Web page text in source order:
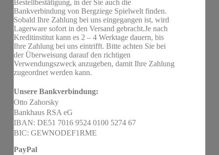
Bestellbestätigung, in der Sie auch die
Bankverbindung von Bergziege Spielwelt finden.
Sobald Ihre Zahlung bei uns eingegangen ist, wird
Lagerware sofort in den Versand gebracht.Je nach
Kreditinstitut kann es 2 – 4 Werktage dauern, bis
Ihre Zahlung bei uns eintrifft. Bitte achten Sie bei
der Überweisung darauf den richtigen
Verwendungszweck anzugeben, damit Ihre Zahlung
zugeordnet werden kann.
Unsere Bankverbindung:
Otto Zahorsky
Bankhaus RSA eG
IBAN: DE51 7016 9524 0100 5274 67
BIC: GEWNODEF1RME
PayPal